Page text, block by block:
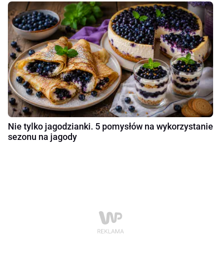
Nie tylko jagodzianki. 5 pomysłów na wykorzystanie
sezonu na jagody